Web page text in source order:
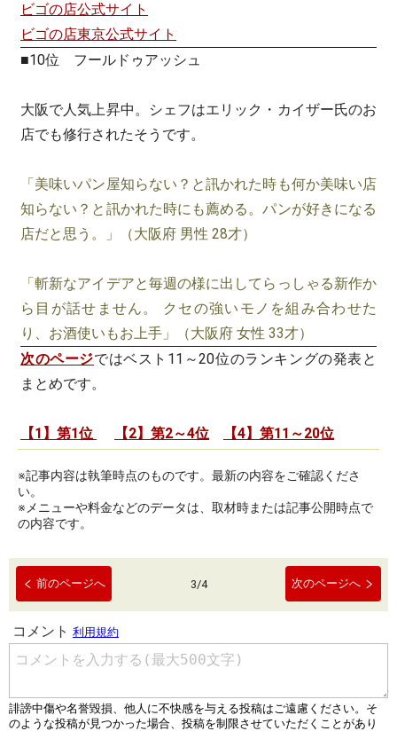
ビゴの店公式サイト
ビゴの店東京公式サイト
■10位 フールドゥアッシュ
大阪で人気上昇中。シェフはエリック・カイザー氏のお
店でも修行されたそうです。
「美味いパン屋知らない？と訊かれた時も何か美味い店
知らない？と訊かれた時にも薦める。パンが好きになる
店だと思う。」（大阪府 男性 28才）
「斬新なアイデアと毎週の様に出してらっしゃる新作か
ら目が話せません。 クセの強いモノを組み合わせた
り、お酒使いもお上手」（大阪府 女性 33才）
次のページではベスト11～20位のランキングの発表と
まとめです。
【1】第1位 【2】第2～4位 【4】第11～20位
※記事内容は執筆時点のものです。最新の内容をご確認くださ
い。
※メニューや料金などのデータは、取材時または記事公開時点で
の内容です。
前のページへ 3/4 次のページへ